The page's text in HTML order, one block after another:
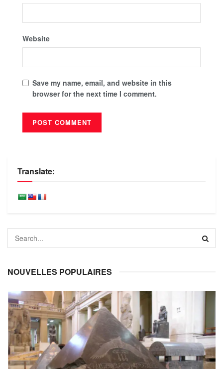
Website
Save my name, email, and website in this
browser for the next time I comment.
Translate:
NOUVELLES POPULAIRES